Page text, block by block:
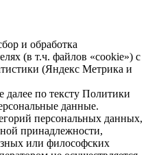
и обработка
(в т.ч. файлов «cookie») с
(Яндекс Метрика и
по тексту Политики
данные.
персональных данных,
принадлежности,
или философских